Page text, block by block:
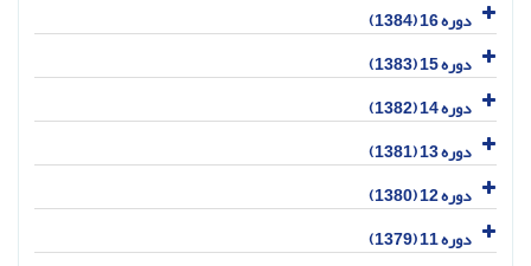
دوره 16 (1384)
دوره 15 (1383)
دوره 14 (1382)
دوره 13 (1381)
دوره 12 (1380)
دوره 11 (1379)